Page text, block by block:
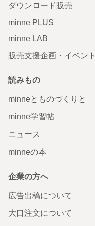
ダウンロード販売
minne PLUS
minne LAB
販売支援企画・イベント
読みもの
minneとものづくりと
minne学習帖
ニュース
minneの本
企業の方へ
広告出稿について
大口注文について